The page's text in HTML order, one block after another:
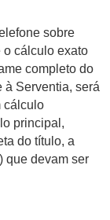
sobre
o cálculo exato
completo do
à Serventia, será
cálculo
principal,
do título, a
que devam ser